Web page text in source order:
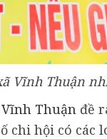
Vĩnh Thuận
Vĩnh Thuận đề
chi hội có các